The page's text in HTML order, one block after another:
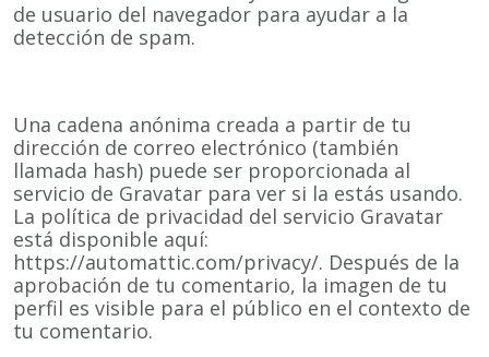
de usuario del navegador para ayudar a la
detección de spam.
Una cadena anónima creada a partir de tu
dirección de correo electrónico (también
llamada hash) puede ser proporcionada al
servicio de Gravatar para ver si la estás usando.
La política de privacidad del servicio Gravatar
está disponible aquí:
https://automattic.com/privacy/. Después de la
aprobación de tu comentario, la imagen de tu
perfil es visible para el público en el contexto de
tu comentario.